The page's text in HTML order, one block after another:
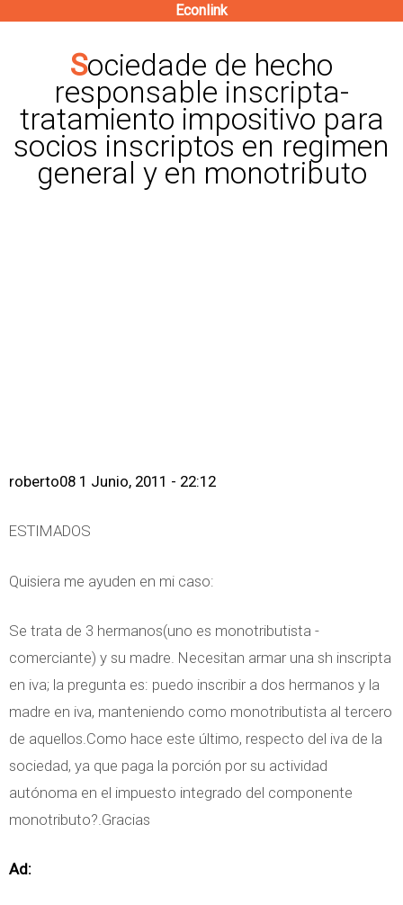
contenido
principal
Econlink
Sociedade de hecho
responsable inscripta-
tratamiento impositivo para
socios inscriptos en regimen
general y en monotributo
roberto08 1 Junio, 2011 - 22:12
ESTIMADOS
Quisiera me ayuden en mi caso:
Se trata de 3 hermanos(uno es monotributista -
comerciante) y su madre. Necesitan armar una sh inscripta
en iva; la pregunta es: puedo inscribir a dos hermanos y la
madre en iva, manteniendo como monotributista al tercero
de aquellos.Como hace este último, respecto del iva de la
sociedad, ya que paga la porción por su actividad
autónoma en el impuesto integrado del componente
monotributo?.Gracias
Ad: